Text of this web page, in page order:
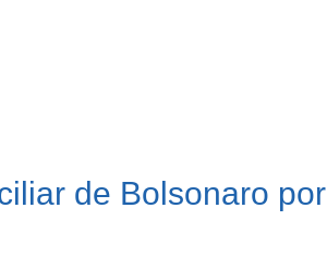
de Bolsonaro por